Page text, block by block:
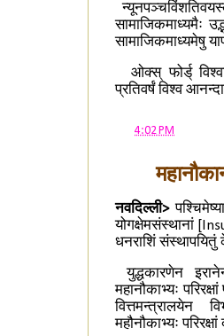
सामाजिकमाध्यमैः
सामाजिकमाध्यमेषु
ओक्स् फोर्ड्
प्रतिवर्षं विश्व
4:02 PM
नवदिल्ली>
योगक्षेमसंस्थानां
धनराशिं संस्थापयितुं
युद्धकारणेन
महानौकाभ्यः
वित्तमन्त्रालयेन
महौनौकाभ्यः